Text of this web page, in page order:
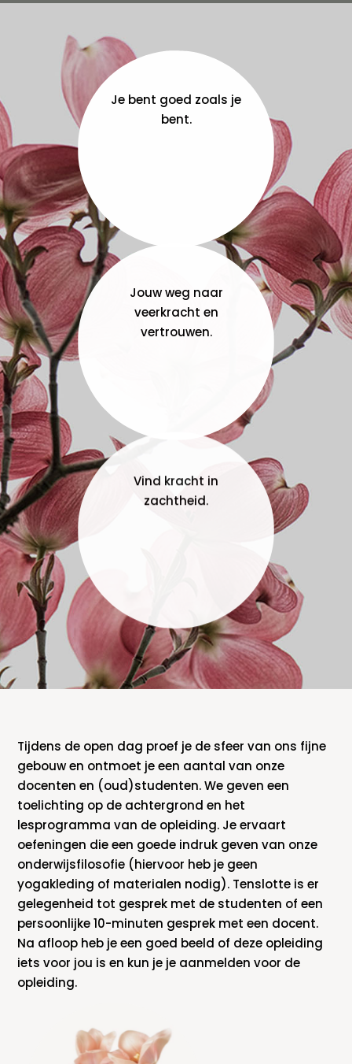
Je bent goed zoals je
bent.
Jouw weg naar
veerkracht en
vertrouwen.
Vind kracht in
Tijdens de open dag proef je de sfeer van ons fijne
gebouw en ontmoet je een aantal van onze
docenten en (oud)studenten. We geven een
toelichting op de achtergrond en het
lesprogramma van de opleiding. Je ervaart
oefeningen die een goede indruk geven van onze
onderwijsfilosofie (hiervoor heb je geen
yogakleding of materialen nodig). Tenslotte is er
gelegenheid tot gesprek met de studenten of een
persoonlijke 10-minuten gesprek met een docent.
Na afloop heb je een goed beeld of deze opleiding
iets voor jou is en kun je je aanmelden voor de
opleiding.